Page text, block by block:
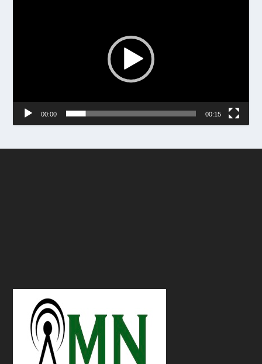
00:00 00:15